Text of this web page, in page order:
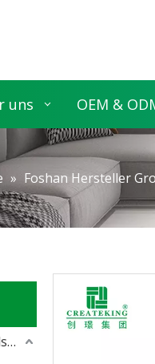
uns OEM &
» Foshan Hersteller
PVC-Wandpaneele und Wandschalung